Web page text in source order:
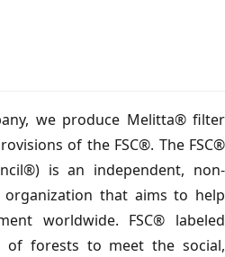
we produce Melitta® filter
of the FSC®. The FSC®
is an independent, non-
that aims to help
worldwide. FSC® labeled
of forests to meet the social,